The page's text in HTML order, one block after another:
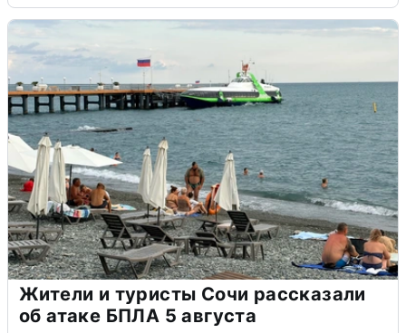
Жители и туристы Сочи рассказали
об атаке БПЛА 5 августа